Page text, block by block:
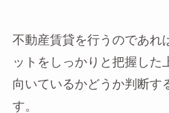
不動産賃貸を行うのであれ
ットをしっかりと把握した
向いているかどうか判断す
す。